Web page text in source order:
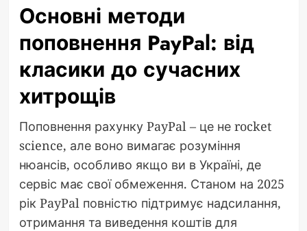
Основні методи
поповнення PayPal: від
класики до сучасних
хитрощів
Поповнення рахунку PayPal – це не rocket
science, але воно вимагає розуміння
нюансів, особливо якщо ви в Україні, де
сервіс має свої обмеження. Станом на 2025
рік PayPal повністю підтримує надсилання,
отримання та виведення коштів для